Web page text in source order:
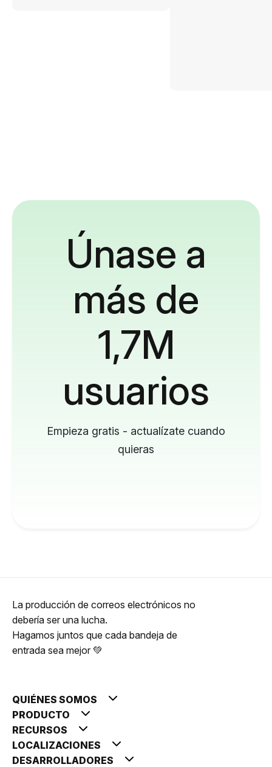
Únase a
más de
1,7M
usuarios
Empieza gratis - actualízate cuando
quieras
La producción de correos electrónicos no
debería ser una lucha.
Hagamos juntos que cada bandeja de
entrada sea mejor 💚
QUIÉNES SOMOS
PRODUCTO
RECURSOS
LOCALIZACIONES
DESARROLLADORES